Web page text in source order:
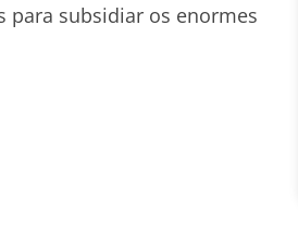
para subsidiar os enormes